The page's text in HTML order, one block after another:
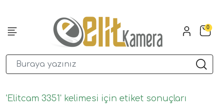
0
'Elitcam 3351' kelimesi için etiket sonuçları